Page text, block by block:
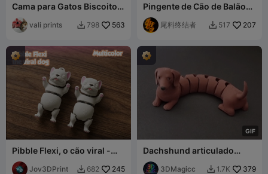
Cama para Gatos Biscoito
Oreo
vali prints  798 563
Pingente de Cão de Balão
com Suéter
尾料终结者  517 207
Pibble Flexi, o cão viral -
Multicor
Jov3DPrint  682 245
GIF
Dachshund articulado
flexível multicolorido
3DMagicc  1.7K 379